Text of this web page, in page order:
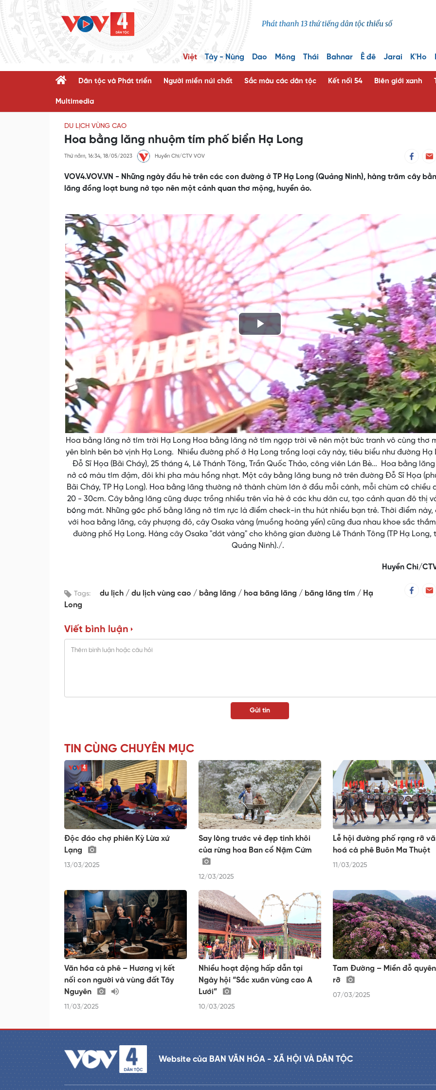
Việt Tày - Nùng Dao Mông Thái Bahnar Ê đê Jarai K'Ho
Dân tộc và Phát triển Người miền núi chất Sắc màu các dân tộc Kết nối 54 Biên giới xanh
Multimedia
DU LỊCH VÙNG CAO
Hoa bằng lăng nhuộm tím phố biển Hạ Long
Thứ năm, 16:34, 18/05/2023 Huyền Chi/CTV VOV
VOV4.VOV.VN - Những ngày đầu hè trên các con đường ở TP Hạ Long (Quảng Ninh), hàng trăm cây
lăng đồng loạt bung nở tạo nên một cảnh quan thơ mộng, huyền ảo.
Play
Video
Hoa bằng lăng nở tím trời Hạ Long Hoa bằng lăng nở tím ngợp trời vẽ nên một bức tranh vô cùng thơ
yên bình bên bờ vịnh Hạ Long. Nhiều đường phố ở Hạ Long trồng loại cây này, tiêu biểu như đường Hạ
Đỗ Sĩ Họa (Bãi Cháy), 25 tháng 4, Lê Thánh Tông, Trần Quốc Thảo, công viên Lán Bè... Hoa bằng
nở có màu tím đậm, đôi khi pha màu hồng nhạt. Một cây bằng lăng bung nở trên đường Đỗ Sĩ Họa
Bãi Cháy, TP Hạ Long). Hoa bằng lăng thường nở thành chùm lớn ở đầu mỗi cành, mỗi chùm có chiều
20 - 30cm. Cây bằng lăng cũng được trồng nhiều trên vỉa hè ở các khu dân cư, tạo cảnh quan đô thị
bóng mát. Những góc phố bằng lăng nở tím rực là điểm check-in thu hút nhiều bạn trẻ. Thời điểm này,
với hoa bằng lăng, cây phượng đỏ, cây Osaka vàng (muồng hoàng yến) cũng đua nhau khoe sắc
đường phố Hạ Long. Hàng cây Osaka "dát vàng" cho không gian đường Lê Thánh Tông (TP Hạ Long,
Quảng Ninh)./.
Huyền Chi/
Tags: du lịch du lịch vùng cao bằng lăng hoa băng lăng băng lăng tím
Hạ
Long
Viết bình luận
TIN CÙNG CHUYÊN MỤC
Độc đáo chợ phiên Kỳ Lừa xứ
Lạng
13/03/2025
Say lòng trước vẻ đẹp tinh khôi
của rừng hoa Ban cổ Nặm Cứm
12/03/2025
Lễ hội đường phố rạng rỡ
hoá cà phê Buôn Ma Thuột
11/03/2025
Văn hóa cà phê – Hương vị kết
nối con người và vùng đất Tây
Nguyên
11/03/2025
Nhiều hoạt động hấp dẫn tại
Ngày hội “Sắc xuân vùng cao A
Lưới”
10/03/2025
Tam Đường – Miền đỗ
rỡ
07/03/2025
Website của BAN VĂN HÓA - XÃ HỘI VÀ DÂN TỘC